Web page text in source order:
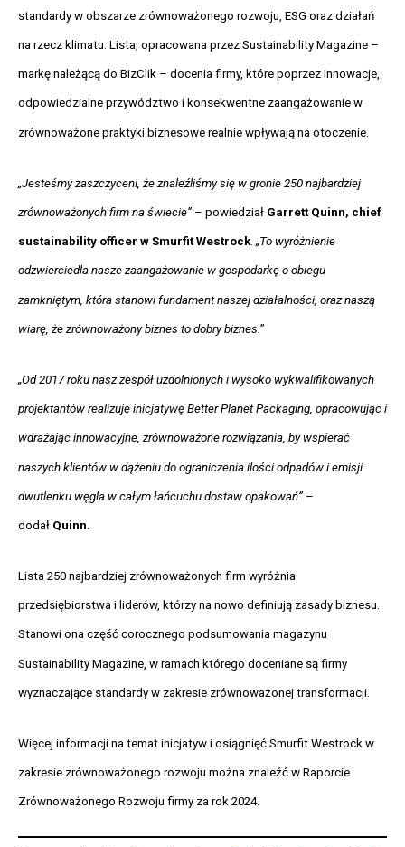
standardy w obszarze zrównoważonego rozwoju, ESG oraz działań
na rzecz klimatu. Lista, opracowana przez Sustainability Magazine –
markę należącą do BizClik – docenia firmy, które poprzez innowacje,
odpowiedzialne przywództwo i konsekwentne zaangażowanie w
zrównoważone praktyki biznesowe realnie wpływają na otoczenie.
„Jesteśmy zaszczyceni, że znaleźliśmy się w gronie 250 najbardziej
zrównoważonych firm na świecie” – powiedział Garrett Quinn, chief
sustainability officer w Smurfit Westrock. „To wyróżnienie
odzwierciedla nasze zaangażowanie w gospodarkę o obiegu
zamkniętym, która stanowi fundament naszej działalności, oraz naszą
wiarę, że zrównoważony biznes to dobry biznes. ”
„Od 2017 roku nasz zespół uzdolnionych i wysoko wykwalifikowanych
projektantów realizuje inicjatywę Better Planet Packaging, opracowując i
wdrażając innowacyjne, zrównoważone rozwiązania, by wspierać
naszych klientów w dążeniu do ograniczenia ilości odpadów i emisji
dwutlenku węgla w całym łańcuchu dostaw opakowań” –
dodał Quinn.
Lista 250 najbardziej zrównoważonych firm wyróżnia
przedsiębiorstwa i liderów, którzy na nowo definiują zasady biznesu.
Stanowi ona część corocznego podsumowania magazynu
Sustainability Magazine, w ramach którego doceniane są firmy
wyznaczające standardy w zakresie zrównoważonej transformacji.
Więcej informacji na temat inicjatyw i osiągnięć Smurfit Westrock w
zakresie zrównoważonego rozwoju można znaleźć w Raporcie
Zrównoważonego Rozwoju firmy za rok 2024.